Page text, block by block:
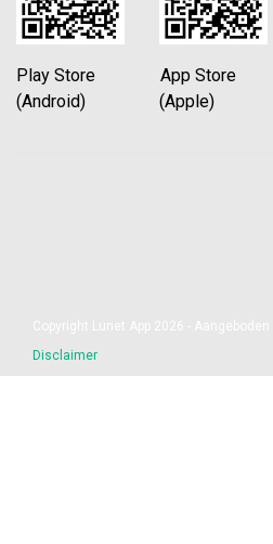
Play Store App Store
(Android) (Apple)
Disclaimer